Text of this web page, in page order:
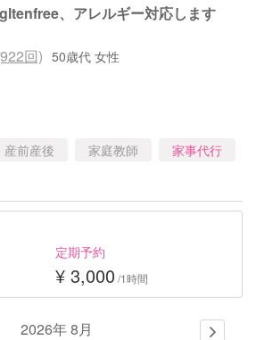
、アレルギー対応します
回) 50歳代 女性
産前産後 家庭教師 家事代行
定期予約
¥ 3,000 /1時間
2026年 8月